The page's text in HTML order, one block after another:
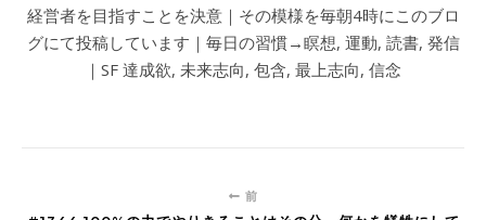
経営者を目指すことを決意｜その模様を毎朝4時にこのブロ
グにて投稿しています｜毎日の習慣→瞑想, 運動, 読書, 発信
｜SF 達成欲, 未来志向, 包含, 最上志向, 信念
前